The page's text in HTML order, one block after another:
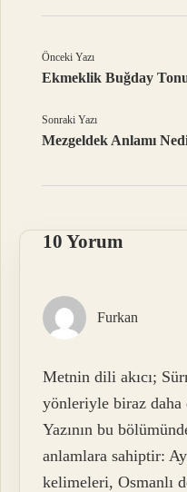
Önceki Yazı
Ekmeklik Buğday
Sonraki Yazı
Mezgeldek Anlamı
10 Yorum
Furkan
Metnin dili akıcı;
yönleriyle biraz daha
Yazının bu
anlamlara sahiptir:
kelimeleri, Osmanlı